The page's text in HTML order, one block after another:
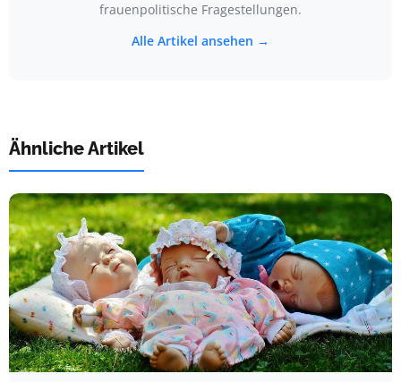
frauenpolitische Fragestellungen.
Alle Artikel ansehen →
Ähnliche Artikel